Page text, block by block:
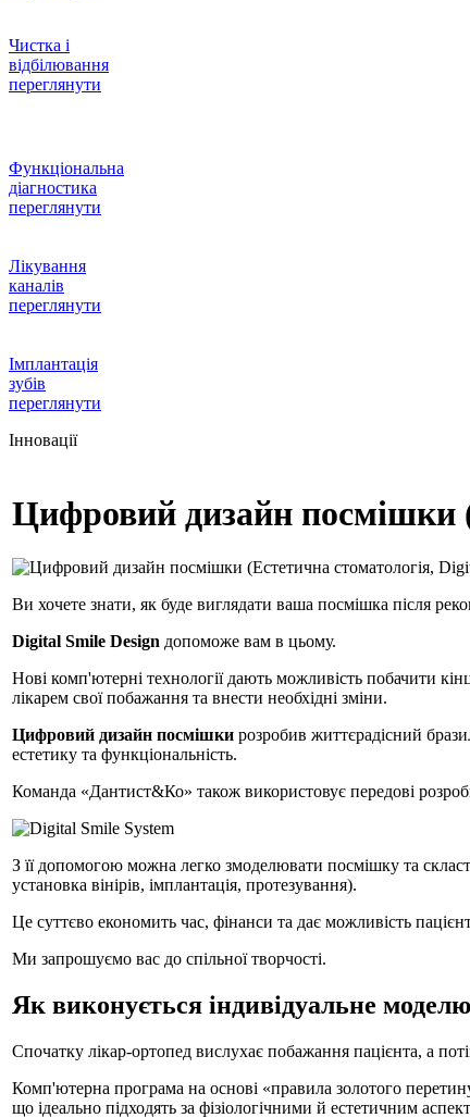
Чистка і
відбілювання
переглянути
Функціональна
діагностика
переглянути
Лікування
каналів
переглянути
Імплантація
зубів
переглянути
Iнновації
Цифровий дизайн посмішки
Ви хочете знати, як буде виглядати ваша посмішка після
Digital Smile Design допоможе вам в цьому.
Нові комп'ютерні технології дають можливість побачити
лікарем свої побажання та внести необхідні зміни.
Цифровий дизайн посмішки розробив життєрадісний
естетику та функціональність.
Команда «Дантист&Ко» також використовує передові
З її допомогою можна легко змоделювати посмішку та
установка вінірів, імплантація, протезування).
Це суттєво економить час, фінанси та дає можливість
Ми запрошуємо вас до спільної творчості.
Як виконується індивідуальне
Спочатку лікар-ортопед вислухає побажання пацієнта, а
Комп'ютерна програма на основі «правила золотого
що ідеально підходять за фізіологічними й естетичним